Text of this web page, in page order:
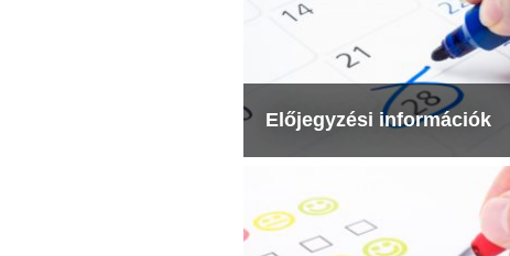
Előjegyzési információk